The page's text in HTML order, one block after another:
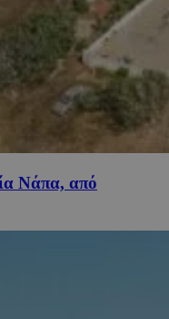
Νάπα, από